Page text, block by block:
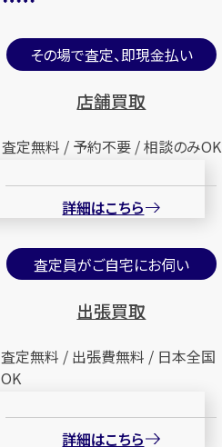
その場で査定、即現金払い
店舗買取
査定無料 / 予約不要 / 相談のみOK
詳細はこちら
査定員がご自宅にお伺い
出張買取
査定無料 / 出張費無料 / 日本全国
OK
詳細はこちら